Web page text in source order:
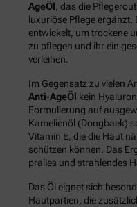
AgeÖl, das die
luxuriöse Pflege ergänzt.
entwickelt, um trockene
zu pflegen und ihr ein
verleihen.
Im Gegensatz zu vielen
Anti-AgeÖl kein
Formulierung auf
Kamelienöl (Dongbaek)
Vitamin E, die die Haut
schützen können. Das
pralles und strahlendes
Das Öl eignet sich
Hautpartien, die